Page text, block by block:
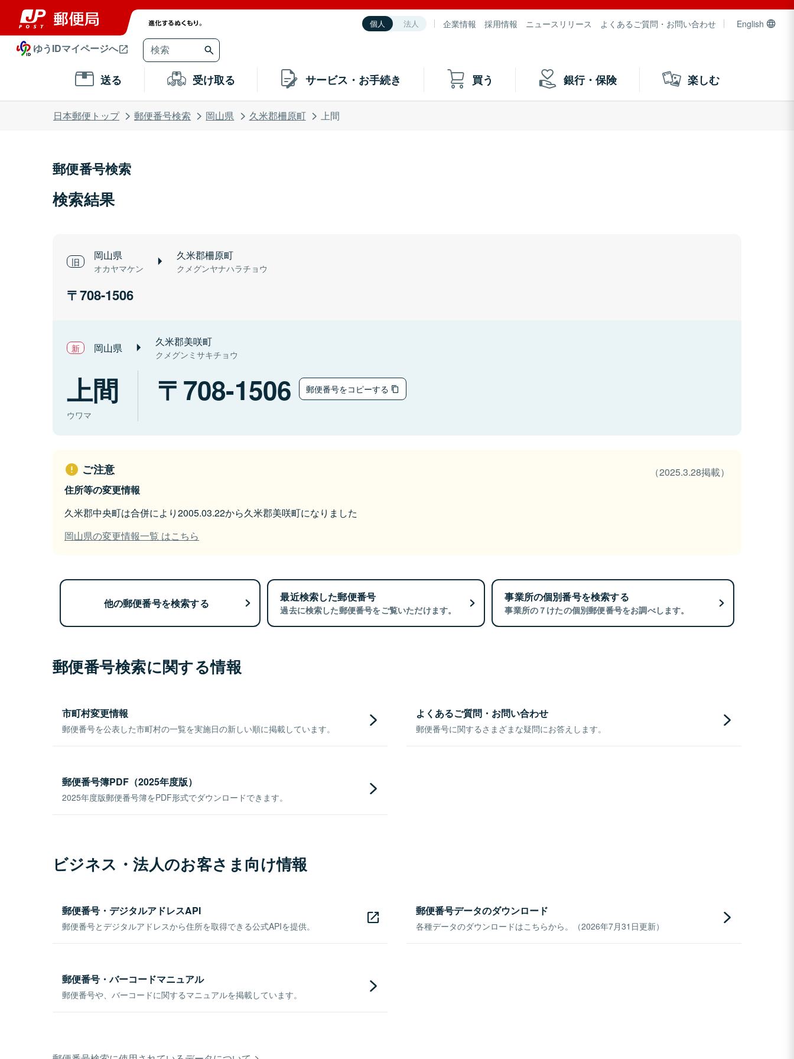
個人 法人 企業情報 採用情報 ニュースリリース よくあるご質問・お問い合わせ English
ゆうIDマイページへ
送る 受け取る サービス・お手続き 買う 銀行・保険 楽しむ
日本郵便トップ 郵便番号検索 岡山県 久米郡柵原町 上間
郵便番号検索
検索結果
岡山県
オカヤマケン
久米郡柵原町
クメグンヤナハラチョウ
708-1506
岡山県 久米郡美咲町
クメグンミサキチョウ
上間
ウワマ
708-1506 郵便番号をコピーする
ご注意
（2025.3.28掲載）
住所等の変更情報
久米郡中央町は合併により2005.03.22から久米郡美咲町になりました
岡山県の変更情報一覧 はこちら
他の郵便番号を検索する 最近検索した郵便番号
過去に検索した郵便番号をご覧いただけます。
事業所の個別番号を検索する
事業所の７けたの個別郵便番号をお調べします。
郵便番号検索に関する情報
市町村変更情報
郵便番号を公表した市町村の一覧を実施日の新しい順に掲載しています。
よくあるご質問・お問い合わせ
郵便番号に関するさまざまな疑問にお答えします。
郵便番号簿PDF（2025年度版）
2025年度版郵便番号簿をPDF形式でダウンロードできます。
ビジネス・法人のお客さま向け情報
郵便番号・デジタルアドレスAPI
郵便番号とデジタルアドレスから住所を取得できる公式APIを提供。
郵便番号データのダウンロード
各種データのダウンロードはこちらから。（2026年7月31日更新）
郵便番号・バーコードマニュアル
郵便番号や、バーコードに関するマニュアルを掲載しています。